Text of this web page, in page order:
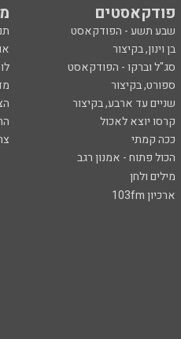
פודקאסטים
שבע תשע - הפודקאסט
בן וינון, בקיצור
סג"ל וברקו - הפודקאסט
ספורט, בקיצור
שניים עד ארבע, בקיצור
קרסו יוצא לאכול
ככה קמתי
הכול פתוח - אמנון רגב
מילים ולחן
ארכיון 103fm